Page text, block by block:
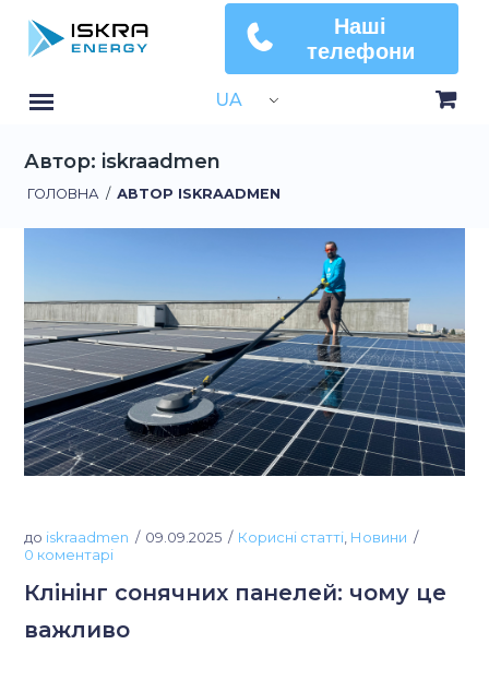
Наші
телефони
UA
Автор: iskraadmen
ГОЛОВНА / АВТОР ISKRAADMEN
до iskraadmen 09.09.2025 Корисні статті Новини
0 коментарі
Клінінг сонячних панелей: чому це
важливо